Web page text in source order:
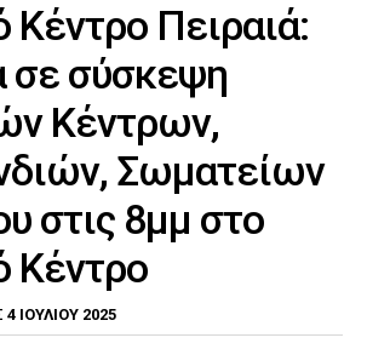
Κέντρο Πειραιά:
σε σύσκεψη
Κέντρων,
Σωματείων
στις 8μμ στο
Κέντρο
4 ΙΟΥΛΊΟΥ 2025